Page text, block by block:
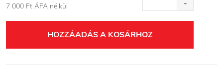
7 000 Ft ÁFA nélkül
HOZZÁADÁS A KOSÁRHOZ